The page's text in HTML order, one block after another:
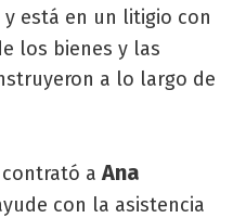
está en un litigio con
los bienes y las
a lo largo de
contrató aAna
con la asistencia